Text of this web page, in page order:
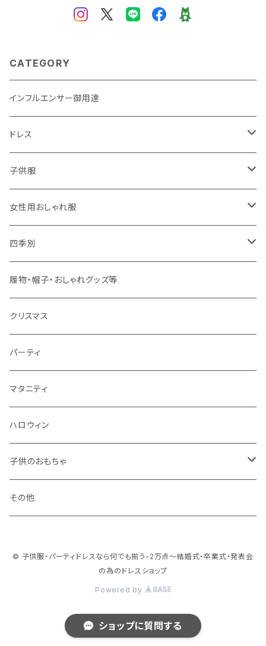
CATEGORY
インフルエンサー御用達
ドレス
子供用
大人用
子供服
男の子用
春夏用
秋冬用
女の子用
春夏用
秋冬用
女性用おしゃれ服
ドレス
春夏用
秋冬用
四季別
春
夏
秋
冬
履物・帽子・おしゃれグッズ等
クリスマス
パーティ
マタニティ
ハロウィン
子供のおもちゃ
ブロック系
その他
© 子供服・パーティドレスなら何でも揃う-2万点～結婚式・卒業式・発表会
の為のドレスショップ
Powered by
ショップに質問する